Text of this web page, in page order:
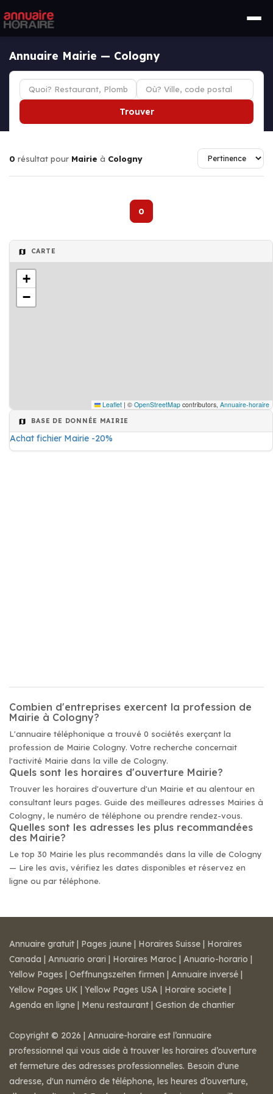
Annuaire Mairie — Cologny
Trouver
0 résultat pour Mairie à Cologny
0
CARTE
+
−
Leaflet | © OpenStreetMap contributors, Annuaire-horaire
BASE DE DONNÉE MAIRIE
Achat fichier Mairie -20%
Combien d'entreprises exercent la profession de
Mairie à Cologny?
L'annuaire téléphonique a trouvé 0 sociétés exerçant la
profession de Mairie Cologny. Votre recherche concernait
l'activité Mairie dans la ville de Cologny.
Quels sont les horaires d'ouverture Mairie?
Trouver les horaires d'ouverture d'un Mairie et au alentour en
consultant leurs pages. Guide des meilleures adresses Mairies à
Cologny, le numéro de téléphone ou prendre rendez-vous.
Quelles sont les adresses les plus recommandées
des Mairie?
Le top 30 Mairie les plus recommandés dans la ville de Cologny
— Lire les avis, vérifiez les dates disponibles et réservez en
ligne ou par téléphone.
Annuaire gratuit | Pages jaune | Horaires Suisse | Horaires
Canada | Annuario orari | Horaires Maroc | Anuario-horario |
Yellow Pages | Oeffnungszeiten firmen | Annuaire inversé |
Yellow Pages UK | Yellow Pages USA | Horaire societe |
Agenda en ligne | Menu restaurant | Gestion de chantier
Copyright © 2026 | Annuaire-horaire est l’annuaire
professionnel qui vous aide à trouver les horaires d’ouverture
et fermeture des adresses professionnelles. Besoin d'une
adresse, d'un numéro de téléphone, les heures d’ouverture,